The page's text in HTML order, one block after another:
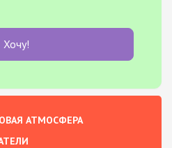
Хочу!
АТМОСФЕРА